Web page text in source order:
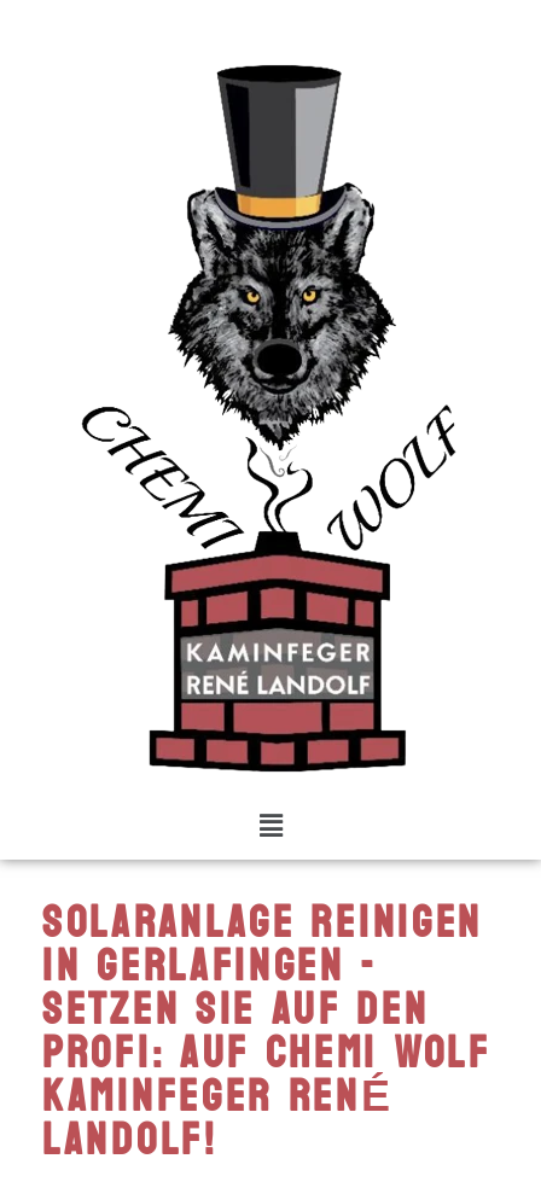
Solaranlage reinigen
in Gerlafingen -
setzen Sie auf den
Profi: auf Chemi Wolf
Kaminfeger RenÉ
Landolf!